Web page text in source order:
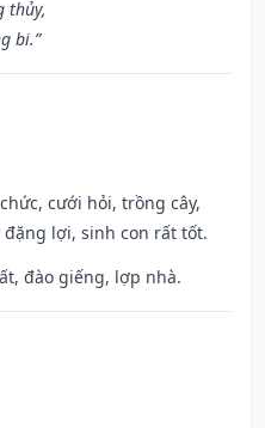
thủy,
bi.”
cưới hỏi, trồng cây,
lợi, sinh con rất tốt.
đào giếng, lợp nhà.